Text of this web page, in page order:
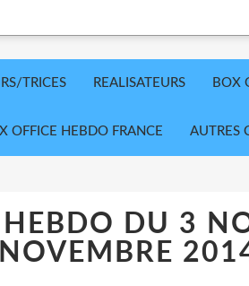
TRICES REALISATEURS BOX
OFFICE HEBDO FRANCE AUTRES
HEBDO DU 3